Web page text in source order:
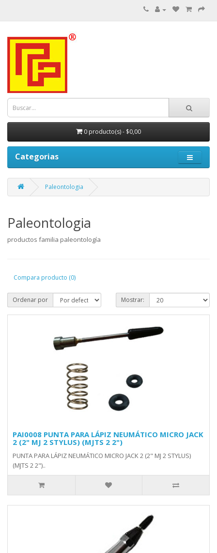
0 producto(s) - $0,00
Categorias
Paleontologia
Paleontologia
productos familia paleontología
Compara producto (0)
Ordenar por Mostrar:
PAI0008 PUNTA PARA LÁPIZ NEUMÁTICO MICRO JACK
2 (2" MJ 2 STYLUS) (MJTS 2 2")
PUNTA PARA LÁPIZ NEUMÁTICO MICRO JACK 2 (2" MJ 2 STYLUS)
(MJTS 2 2")..